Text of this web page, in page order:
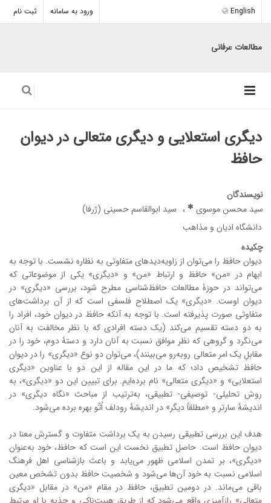
ورود به سامانه ثبت نام English
مطالعات عرفانی
دیگری استعلایی و دیگری متعالی در دیوان
حافظ
نویسندگان
سید محسن موسوی
سید ابوالقاسم حسینی (ژرفا)
دانشگاه ادیان و مذاهب
چکیده
دیوان حافظ را می‌توان از زاویه‌دیدهای متفاوتی به نظاره نشست. با توجه به
ابهام در «من» حافظ و ارتباط «من» و «دیگری» یکی از موضوعاتی که
می‌تواند در حوزۀ مطالعات حافظ‌شناسی مطرح شود، بررسی «دیگری» در
دیوان اوست. «دیگری» یک اصطلاح فلسفی است که از آن برداشت‌های
متفاوتی صورت پذیرفته‌ است. با توجه به آنکه حافظ در دیوان خود، افراد را
به دو دسته تقسیم می‌کند (یک دسته افرادی که با نظر مخالفت به آنان
می‌نگرد و گروهی که نظر موافق نسبت به آنان دارد و دستۀ دوم، خود را در
مقابلِ یک امر متعالی روبه‌رو می‌بینند)، می‌توان دو نوع «دیگری» را در دیوان
حافظ تشخیص داد؛ که ما در این مقاله از این دو با عناوین «دیگری
استعلایی» و «دیگری متعالی» نام برده‌ایم. برای تبیین این دو «دیگری»، به
روش تحلیلی- توصیفی- تطبیقی، به‌ترتیب از مباحث «نگاه دیگری» در
اندیشۀ سارتر و «مطلقاً دیگر» در اندیشۀ رودلف اُتّو بهره ‌برده می‌شود.
هدف این بررسی تطبیقی رسیدن به یک برداشت متفاوت و گسترش معنا در
دیوان حافظ است. حاصل تطبیق نخست این است که حافظ، خود به‌عنوان
«دیگری»، بر تمدن اسلامی ظهور می‌یابد و باعث بازشناسی اهل فرهنگ
اسلامی نسبت به خود آن‌ها می‌شود و شخصیت حافظ بدون تشخص معین
باقی می‌ماند. در دومین تطبیق، حافظ در مقام «من» در مقابل «دیگری